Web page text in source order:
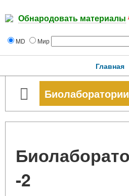
Обнародовать материалы
MD Мир
Главная
-2